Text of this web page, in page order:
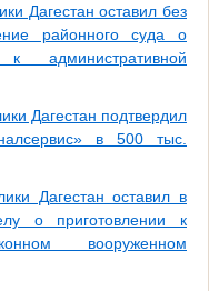
Дагестан оставил без
районного суда о
административной
Дагестан подтвердил
в 500 тыс.
Дагестан оставил в
о приготовлении к
вооруженном